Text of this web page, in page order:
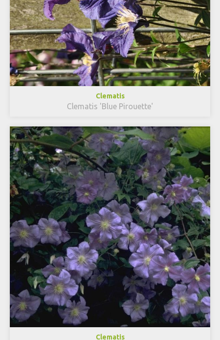
Clematis
Clematis 'Blue Pirouette'
Clematis